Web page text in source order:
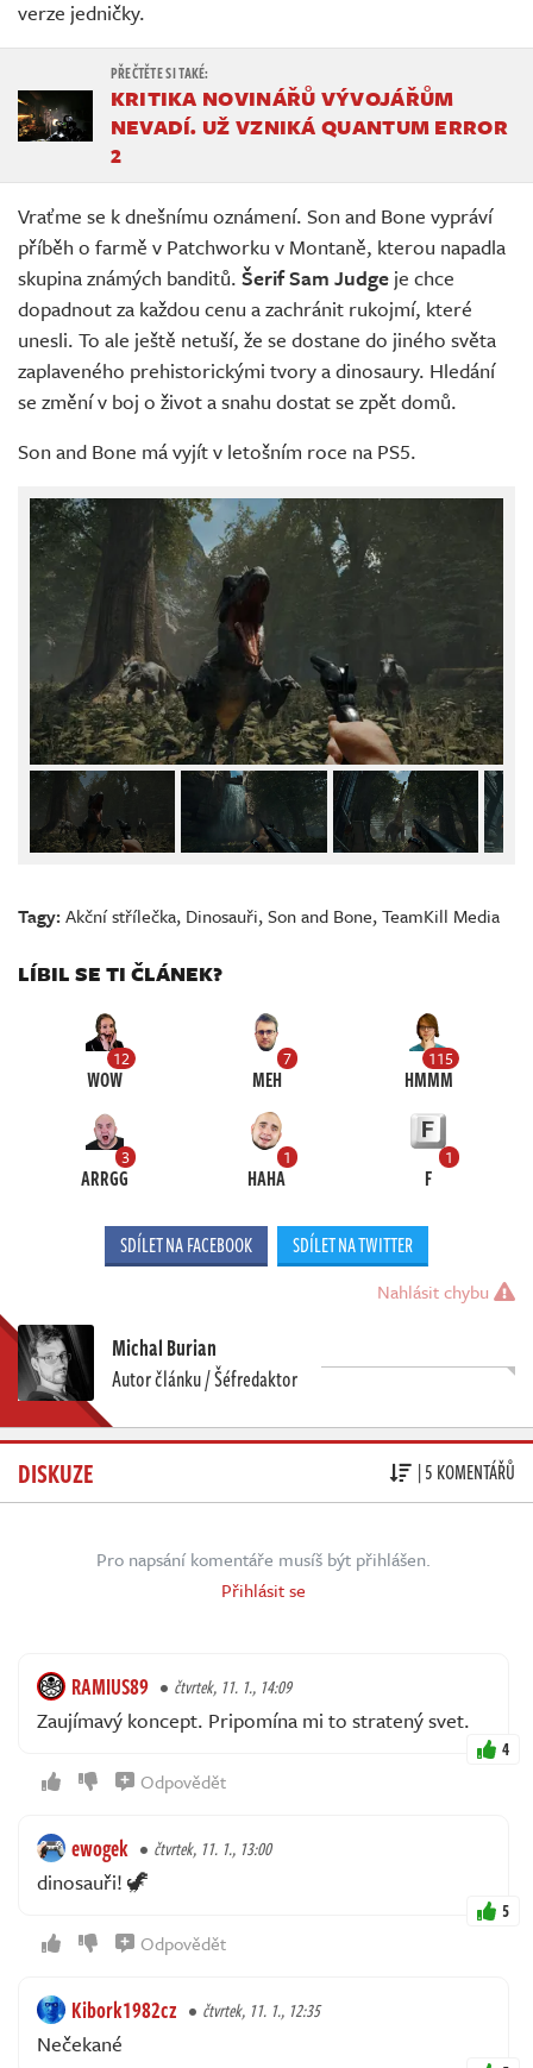
verze jedničky.
KRITIKA NOVINÁŘŮ VÝVOJÁŘŮM
NEVADÍ. UŽ VZNIKÁ QUANTUM ERROR
2
Vraťme se k dnešnímu oznámení. Son and Bone vypráví
příběh o farmě v Patchworku v Montaně, kterou napadla
skupina známých banditů. Šerif Sam Judge je chce
dopadnout za každou cenu a zachránit rukojmí, které
unesli. To ale ještě netuší, že se dostane do jiného světa
zaplaveného prehistorickými tvory a dinosaury. Hledání
se změní v boj o život a snahu dostat se zpět domů.
Son and Bone má vyjít v letošním roce na PS5.
Tagy:Akční střílečka, Dinosauři,Son and Bone,TeamKill Media
LÍBIL SE TI ČLÁNEK?
12
WOW
7
MEH
115
HMMM
3
ARRGG
1
HAHA
1
F
SDÍLET NA FACEBOOK SDÍLET NA TWITTER
Nahlásit chybu
Michal Burian
Autor článku / Šéfredaktor
DISKUZE | 5 KOMENTÁŘŮ
Pro napsání komentáře musíš být přihlášen.
Přihlásit se
RAMIUS89 čtvrtek, 11. 1., 14:09
Zaujímavý koncept. Pripomína mi to stratený svet.
4
Odpovědět
ewogek čtvrtek, 11. 1., 13:00
dinosauři! 🦖
5
Odpovědět
Kibork1982cz čtvrtek, 11. 1., 12:35
Nečekané